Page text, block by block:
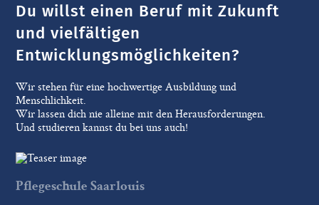
Du willst einen Beruf mit Zukunft
und vielfältigen
Entwicklungsmöglichkeiten?
Wir stehen für eine hochwertige Ausbildung und
Menschlichkeit.
Wir lassen dich nie alleine mit den Herausforderungen.
Und studieren kannst du bei uns auch!
Pflegeschule Saarlouis